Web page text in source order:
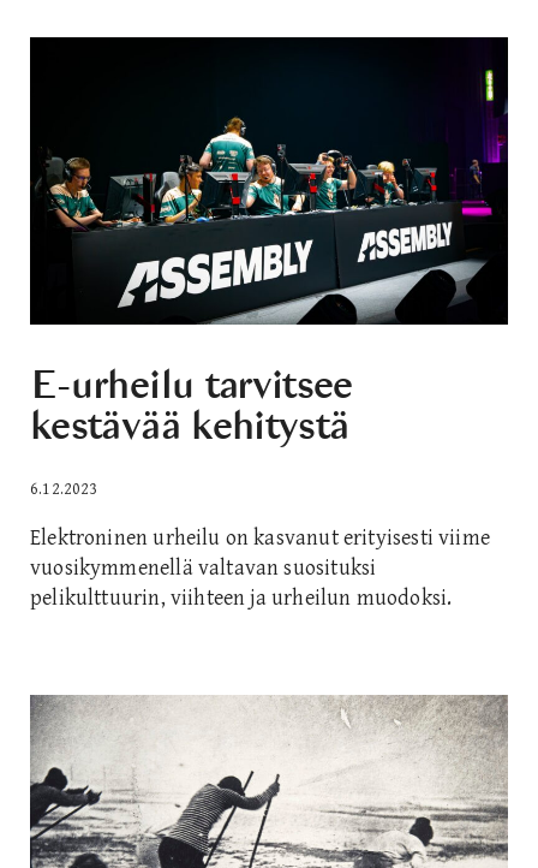
E-urheilu tarvitsee
kestävää kehitystä
6.12.2023
Elektroninen urheilu on kasvanut erityisesti viime
vuosikymmenellä valtavan suosituksi
pelikulttuurin, viihteen ja urheilun muodoksi.